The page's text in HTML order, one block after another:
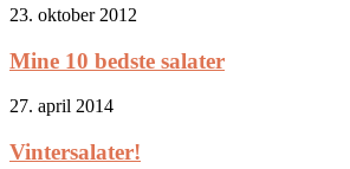
23. oktober 2012
Mine 10 bedste salater
27. april 2014
Vintersalater!